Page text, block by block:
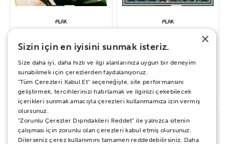
Bülent Ersoy – Bizim Hikayemiz
Müzeyyen Senar - 2. Dubleden
Sonra
×
Sizin için en iyisini sunmak isteriz.
Size daha iyi, daha hızlı ve ilgi alanlarınıza uygun bir deneyim
sunabilmek için çerezlerden faydalanıyoruz.
“Tüm Çerezleri Kabul Et” seçeneğiyle, site performansını
geliştirmek, tercihlerinizi hatırlamak ve ilginizi çekebilecek
içerikleri sunmak amacıyla çerezleri kullanmamıza izin vermiş
olursunuz.
“Zorunlu Çerezler Dışındakileri Reddet” ile yalnızca sitenin
çalışması için zorunlu olan çerezleri kabul etmiş olursunuz.
Dilerseniz çerez kullanımını tamamen reddedebilirsiniz. Daha